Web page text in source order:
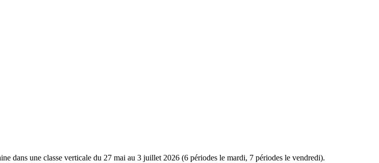
dans une classe verticale du 27 mai au 3 juillet 2026 (6 périodes le mardi, 7 périodes le vendredi).
Leaflet |Map data ©OpenStreetMap